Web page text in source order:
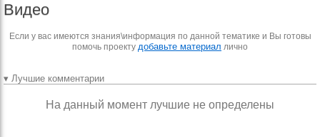
Видео
Если у вас имеются знания\информация по данной тематике и Вы готовы
помочь проекту добавьте материал лично
▾ Лучшие комментарии
На данный момент лучшие не определены